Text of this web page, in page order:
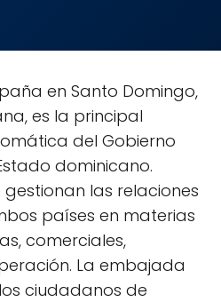
en Santo Domingo,
es la principal
del Gobierno
dominicano.
las relaciones
países en materias
comerciales,
La embajada
ciudadanos de